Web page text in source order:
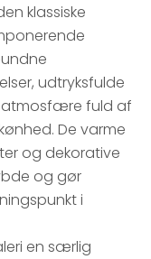
klassiske
udtryksfulde
atmosfære fuld af
De varme
og dekorative
og gør
i
en særlig